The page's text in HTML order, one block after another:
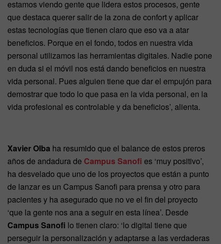
estamos viendo gente que lidera estos procesos, gente
que destaca querer salir de la zona de confort y aplicar
estas tecnologías que tienen claro que eso va a atar
beneficios. Porque en el fondo, todos en nuestra vida
personal utilizamos las herramientas digitales. Nadie pone
en duda si el móvil nos está dando beneficios en nuestra
vida personal. Pues alguien tiene que dar el empujón para
demostrar que todo lo que pasa en la vida personal, en la
vida profesional es controlable y da beneficios’, alienta.
Xavier Olba ha resumido que el balance de estos preros
años de andadura de Campus Sanofi es ‘muy positivo’,
ha desvelado que uno de los proyectos que están a punto
de lanzar es un Campus Sanofi para prensa y otro para
pacientes y ha asegurado que no ve el fin del proyecto
‘que la gente nos ana a seguir en esta línea’. Desde
Campus Sanofi lo tienen claro: ‘lo digital tiene que
perseguir la personalización y adaptarse a las verdaderas